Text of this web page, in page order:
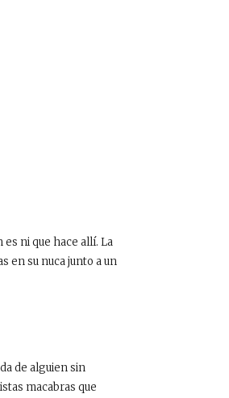
ni que hace allí. La
en su nuca junto a un
de alguien sin
macabras que